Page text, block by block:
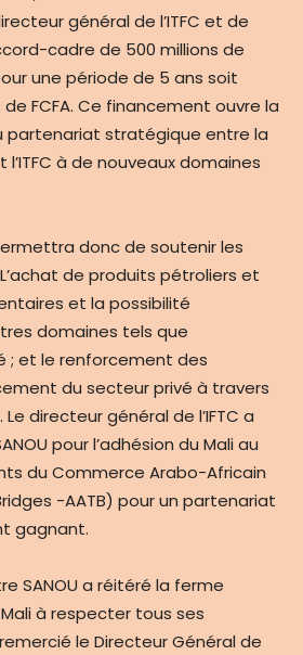
général de l’ITFC et de
cadre de 500 millions de
une période de 5 ans soit
FCFA. Ce financement ouvre la
partenariat stratégique entre la
à de nouveaux domaines
donc de soutenir les
de produits pétroliers et
et la possibilité
domaines tels que
; et le renforcement des
du secteur privé à travers
directeur général de l’IFTC a
pour l’adhésion du Mali au
du Commerce Arabo-Africain
-AATB) pour un partenariat
gagnant.
SANOU a réitéré la ferme
à respecter tous ses
le Directeur Général de